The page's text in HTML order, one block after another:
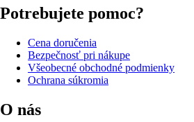
Potrebujete pomoc?
Cena doručenia
Bezpečnosť pri nákupe
Všeobecné obchodné podmienky
Ochrana súkromia
O nás